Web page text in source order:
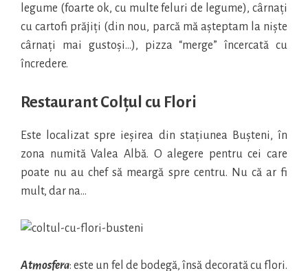
legume (foarte ok, cu multe feluri de legume), cârnați
cu cartofi prăjiți (din nou, parcă mă așteptam la niște
cârnați mai gustoși…), pizza “merge” încercată cu
încredere.
Restaurant Colțul cu Flori
Este localizat spre ieșirea din stațiunea Bușteni, în
zona numită Valea Albă. O alegere pentru cei care
poate nu au chef să meargă spre centru. Nu că ar fi
mult, dar na…
Atmosfera: este un fel de bodegă, însă decorată cu flori.